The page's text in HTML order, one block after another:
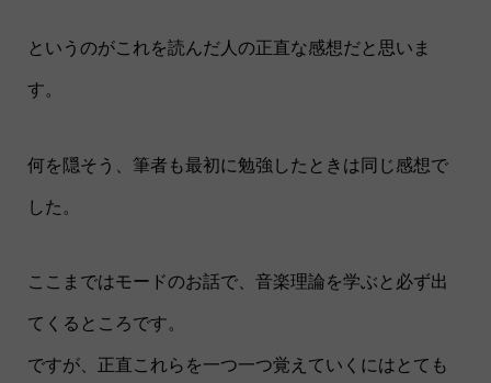
というのがこれを読んだ人の正直な感想だと思いま
す。
何を隠そう、筆者も最初に勉強したときは同じ感想で
した。
ここまではモードのお話で、音楽理論を学ぶと必ず出
てくるところです。
ですが、正直これらを一つ一つ覚えていくにはとても